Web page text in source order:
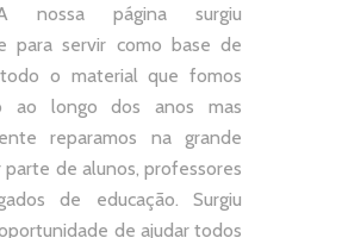
nossa página surgiu
para servir como base de
o material que fomos
ao longo dos anos mas
reparamos na grande
parte de alunos, professores
de educação. Surgiu
de ajudar todos